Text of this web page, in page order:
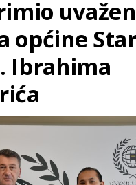
općine
Ibrahima